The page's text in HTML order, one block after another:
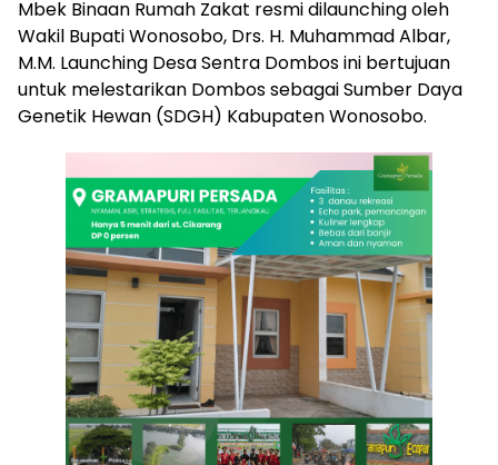
Mbek Binaan Rumah Zakat resmi dilaunching oleh
Wakil Bupati Wonosobo, Drs. H. Muhammad Albar,
M.M. Launching Desa Sentra Dombos ini bertujuan
untuk melestarikan Dombos sebagai Sumber Daya
Genetik Hewan (SDGH) Kabupaten Wonosobo.